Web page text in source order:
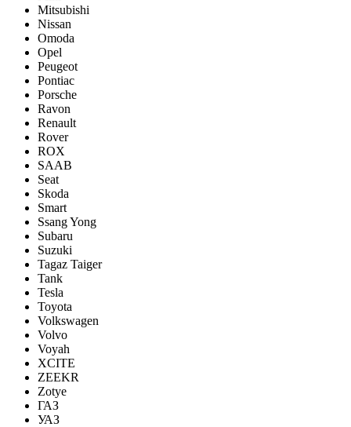
Mitsubishi
Nissan
Omoda
Opel
Peugeot
Pontiac
Porsсhe
Ravon
Renault
Rover
ROX
SAAB
Seat
Skoda
Smart
Ssang Yong
Subaru
Suzuki
Tagaz Taiger
Tank
Tesla
Toyota
Volkswagen
Volvo
Voyah
XCITE
ZEEKR
Zotye
ГАЗ
УАЗ